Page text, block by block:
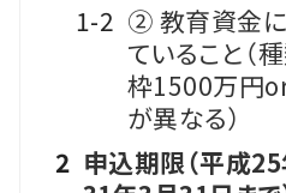
1-2 ② 教育資⾦
ていること（
枠1500万円
が異なる）
2 申込期限（平成